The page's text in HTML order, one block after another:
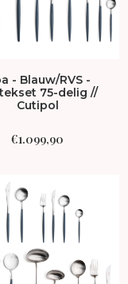
- Blauw/RVS -
75-delig //
Cutipol
€1.099,90